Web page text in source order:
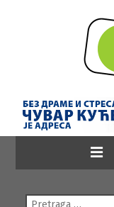
Pretraga: